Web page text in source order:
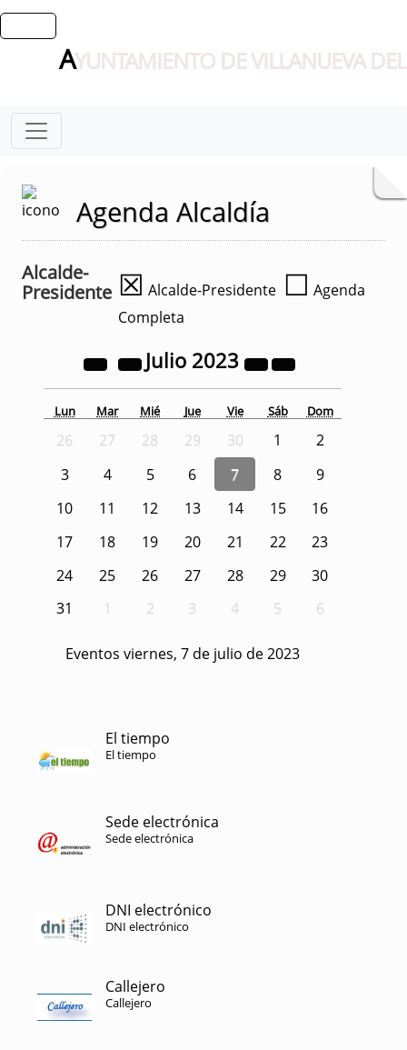
AYUNTAMIENTO DE VILLANUEVA
Agenda Alcaldía
Alcalde-
Presidente ☒ Alcalde-Presidente ☐ Agenda
Completa
Julio 2023
Lun Mar Mié Jue Vie Sáb Dom
26 27 28 29 30 1
2
3
4 5 6 7 8
9
10
11 12 13 14 15
16
17
18 19 20 21 22
23
24
25 26 27 28 29
30
31
1 2 3 4 5 6
Eventos viernes, 7 de julio de 2023
El tiempo
El tiempo
Sede electrónica
Sede electrónica
DNI electrónico
DNI electrónico
Callejero
Callejero